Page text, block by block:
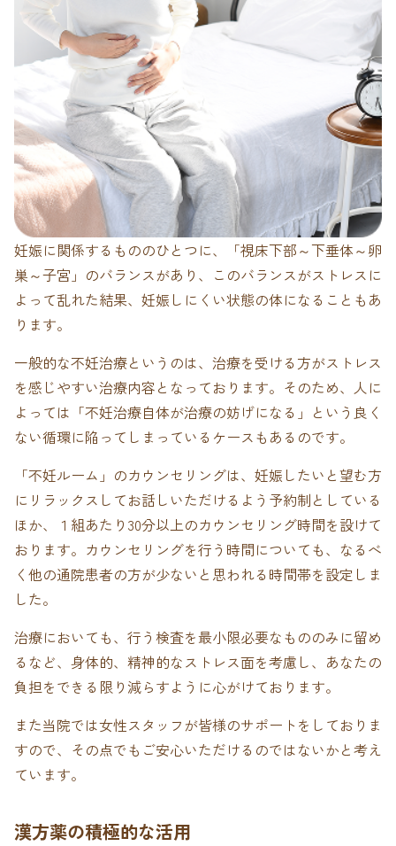
妊娠に関係するもののひとつに、「視床下部～下垂体～卵
巣～子宮」のバランスがあり、このバランスがストレスに
よって乱れた結果、妊娠しにくい状態の体になることもあ
ります。
一般的な不妊治療というのは、治療を受ける方がストレス
を感じやすい治療内容となっております。 そのため、人に
よっては「不妊治療自体が治療の妨げになる」という良く
ない循環に陥ってしまっているケースもあるのです。
「不妊ルーム」のカウンセリングは、妊娠したいと望む方
にリラックスしてお話しいただけるよう予約制としている
ほか、１組あたり30分以上のカウンセリング時間を設けて
おります。 カウンセリングを行う時間についても、なるべ
く他の通院患者の方が少ないと思われる時間帯を設定しま
した。
治療においても、行う検査を最小限必要なもののみに留め
るなど、身体的、精神的なストレス面を考慮し、あなたの
負担をできる限り減らすように心がけております。
また当院では女性スタッフが皆様のサポートをしておりま
すので、その点でもご安心いただけるのではないかと考え
ています。
漢方薬の積極的な活用